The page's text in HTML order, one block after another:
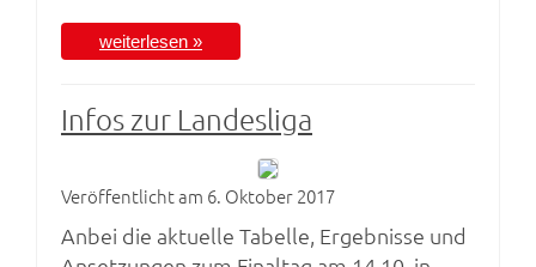
weiterlesen »
Infos zur Landesliga
Veröffentlicht am 6. Oktober 2017
Anbei die aktuelle Tabelle, Ergebnisse und